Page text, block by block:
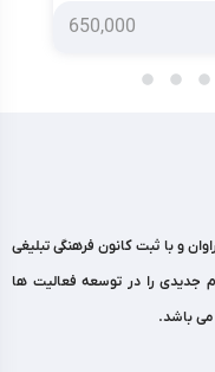
650,000
و با ثبت کانون فرهنگی تبلیغی
جدیدی را در توسعه فعالیت ها
می باشد.